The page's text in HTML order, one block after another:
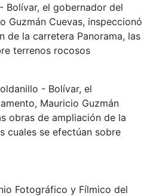
Bolívar, el gobernador del
Guzmán Cuevas, inspeccionó
de la carretera Panorama, las
terrenos rocosos
- Bolívar, el
Mauricio Guzmán
obras de ampliación de la
cuales se efectúan sobre
Fotográfico y Fílmico del